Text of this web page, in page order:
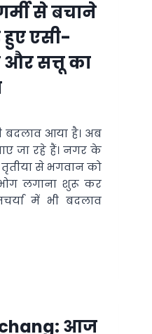
से बचाने
एसी-
सत्तू का
बदलाव आया है। अब
जा रहे हैं। नगर के
तृतीया से भगवान को
लगाना शुरू कर
में भी बदलाव
आज